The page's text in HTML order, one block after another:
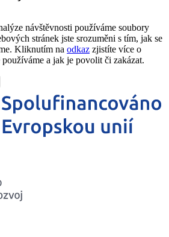
návštěvnosti používáme soubory
stránek jste srozuměni s tím, jak se
Kliknutím na odkaz zjistíte více o
a jak je povolit či zakázat.